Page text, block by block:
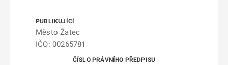
Město Žatec
IČO: 00265781